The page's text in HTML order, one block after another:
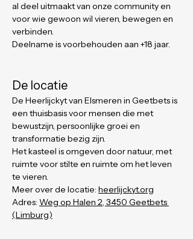
al deel uitmaakt van onze community en
voor wie gewoon wil vieren, bewegen en
verbinden.
Deelname is voorbehouden aan +18 jaar.
De locatie
De Heerlijckyt van Elsmeren in Geetbets is
een thuisbasis voor mensen die met
bewustzijn, persoonlijke groei en
transformatie bezig zijn.
Het kasteel is omgeven door natuur, met
ruimte voor stilte en ruimte om het leven
te vieren.
Meer over de locatie: heerlijckyt.org
Adres: Weg op Halen 2, 3450 Geetbets
(Limburg)